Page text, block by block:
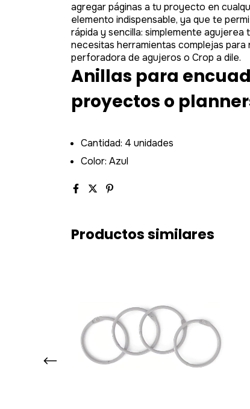
agregar páginas a tu proyecto en
elemento indispensable, ya que te
rápida y sencilla: simplemente agujerea
necesitas herramientas complejas
perforadora de agujeros o Crop a dile.
Anillas para
proyectos o
Cantidad: 4 unidades
Color: Azul
Productos similares